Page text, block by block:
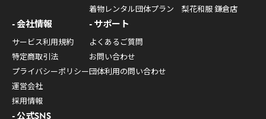
着物レンタル団体プラン
梨花和服 鎌倉店
会社情報
サービス利用規約
特定商取引法
プライバシーポリシー
運営会社
採用情報
サポート
よくあるご質問
お問い合わせ
団体利用の問い合わせ
公式SNS